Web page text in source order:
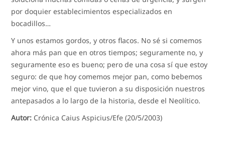
por doquier establecimientos especializados en
bocadillos…
Y unos estamos gordos, y otros flacos. No sé si comemos
ahora más pan que en otros tiempos; seguramente no, y
seguramente eso es bueno; pero de una cosa sí que estoy
seguro: de que hoy comemos mejor pan, como bebemos
mejor vino, que el que tuvieron a su disposición nuestros
antepasados a lo largo de la historia, desde el Neolítico.
Autor: Crónica Caius Aspicius/Efe (20/5/2003)